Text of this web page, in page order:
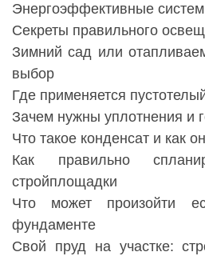
Энергоэффективные
Секреты правильного
Зимний сад или
выбор
Где применяется
Зачем нужны уплотнения и
Что такое конденсат и как
Как правильно
стройплощадки
Что может произойти
фундаменте
Свой пруд на участке: